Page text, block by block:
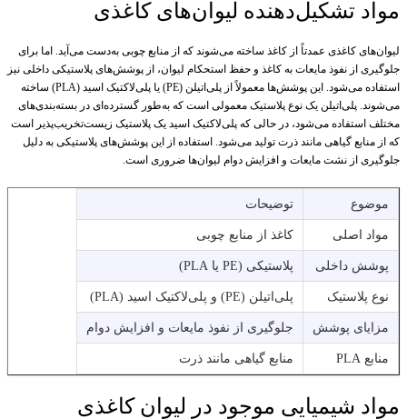
مواد تشکیل‌دهنده لیوان‌های کاغذی
لیوان‌های کاغذی عمدتاً از کاغذ ساخته می‌شوند که از منابع چوبی به‌دست می‌آید. اما برای
جلوگیری از نفوذ مایعات به کاغذ و حفظ استحکام لیوان، از پوشش‌های پلاستیکی داخلی نیز
استفاده می‌شود. این پوشش‌ها معمولاً از پلی‌اتیلن (PE) یا پلی‌لاکتیک اسید (PLA) ساخته
می‌شوند. پلی‌اتیلن یک نوع پلاستیک معمولی است که به‌طور گسترده‌ای در بسته‌بندی‌های
مختلف استفاده می‌شود، در حالی که پلی‌لاکتیک اسید یک پلاستیک زیست‌تخریب‌پذیر است
که از منابع گیاهی مانند ذرت تولید می‌شود. استفاده از این پوشش‌های پلاستیکی به دلیل
جلوگیری از نشت مایعات و افزایش دوام لیوان‌ها ضروری است.
موضوع توضیحات
مواد اصلی کاغذ از منابع چوبی
پوشش داخلی پلاستیکی (PE یا PLA)
نوع پلاستیک پلی‌اتیلن (PE) و پلی‌لاکتیک اسید (PLA)
مزایای پوشش جلوگیری از نفوذ مایعات و افزایش دوام
منابع PLA منابع گیاهی مانند ذرت
مواد شیمیایی موجود در لیوان کاغذی